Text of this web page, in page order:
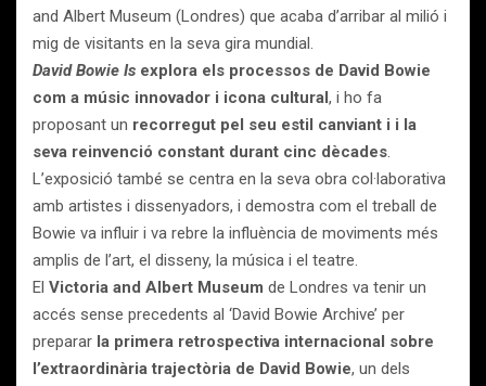
and Albert Museum (Londres) que acaba d’arribar al milió i
mig de visitants en la seva gira mundial.
David Bowie Is explora els processos de David Bowie
com a músic innovador i icona cultural, i ho fa
proposant un recorregut pel seu estil canviant i i la
seva reinvenció constant durant cinc dècades.
L’exposició també se centra en la seva obra col·laborativa
amb artistes i dissenyadors, i demostra com el treball de
Bowie va influir i va rebre la influència de moviments més
amplis de l’art, el disseny, la música i el teatre.
El Victoria and Albert Museum de Londres va tenir un
accés sense precedents al ‘David Bowie Archive’ per
preparar la primera retrospectiva internacional sobre
l’extraordinària trajectòria de David Bowie, un dels